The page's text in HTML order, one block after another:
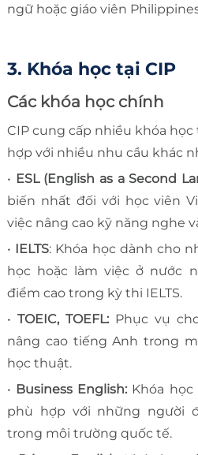
ngữ hoặc giáo viên
3. Khóa học tại CIP
Các khóa học chính
CIP cung cấp nhiều khóa
hợp với nhiều nhu cầu khác
• ESL (English as a Second
biến nhất đối với học viên
việc nâng cao kỹ năng nghe
• IELTS: Khóa học dành cho
học hoặc làm việc ở nước
điểm cao trong kỳ thi IELTS.
• TOEIC, TOEFL:Phục vụ
nâng cao tiếng Anh trong
học thuật.
• Business English: Khóa
phù hợp với những người
trong môi trường quốc tế.